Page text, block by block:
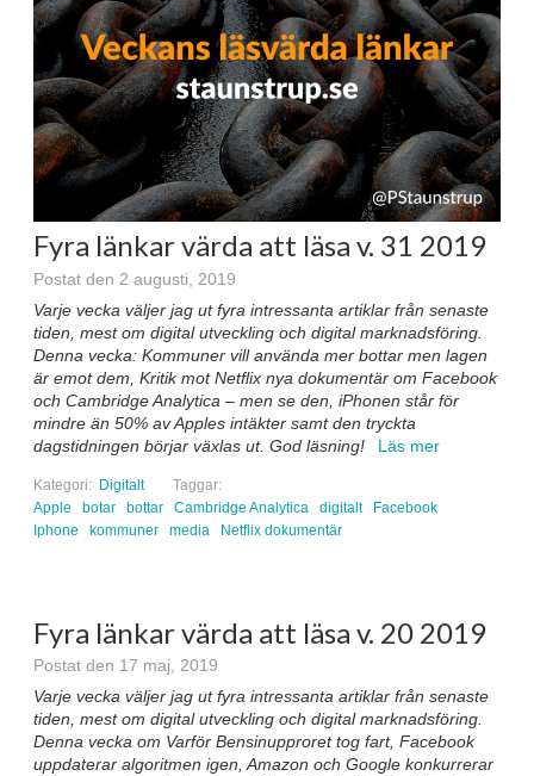
Fyra länkar värda att läsa v. 31 2019
Postat den 2 augusti, 2019
Varje vecka väljer jag ut fyra intressanta artiklar från senaste
tiden, mest om digital utveckling och digital marknadsföring.
Denna vecka: Kommuner vill använda mer bottar men lagen
är emot dem, Kritik mot Netflix nya dokumentär om Facebook
och Cambridge Analytica – men se den, iPhonen står för
mindre än 50% av Apples intäkter samt den tryckta
dagstidningen börjar växlas ut. God läsning! Läs mer
Kategori: Digitalt
Taggar:
Apple
botar bottar Cambridge Analytica digitalt
Facebook
Iphone
kommuner media Netflix dokumentär
Fyra länkar värda att läsa v. 20 2019
Postat den 17 maj, 2019
Varje vecka väljer jag ut fyra intressanta artiklar från senaste
tiden, mest om digital utveckling och digital marknadsföring.
Denna vecka om Varför Bensinupproret tog fart, Facebook
uppdaterar algoritmen igen, Amazon och Google konkurrerar